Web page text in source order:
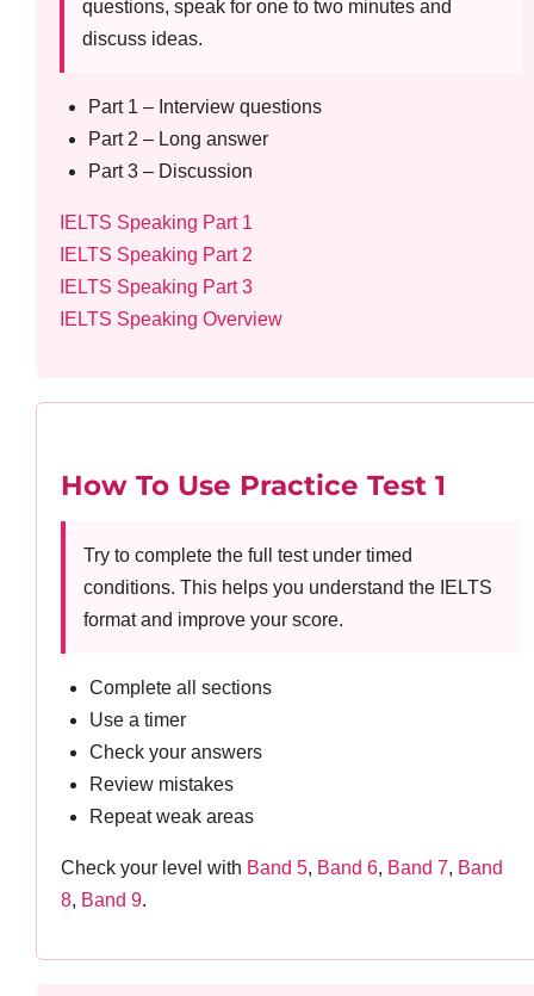
questions, speak for one to two minutes and
discuss ideas.
Part 1 – Interview questions
Part 2 – Long answer
Part 3 – Discussion
IELTS Speaking Part 1
IELTS Speaking Part 2
IELTS Speaking Part 3
IELTS Speaking Overview
How To Use Practice Test 1
Try to complete the full test under timed
conditions. This helps you understand the IELTS
format and improve your score.
Complete all sections
Use a timer
Check your answers
Review mistakes
Repeat weak areas
Check your level with Band 5, Band 6, Band 7, Band
8, Band 9.